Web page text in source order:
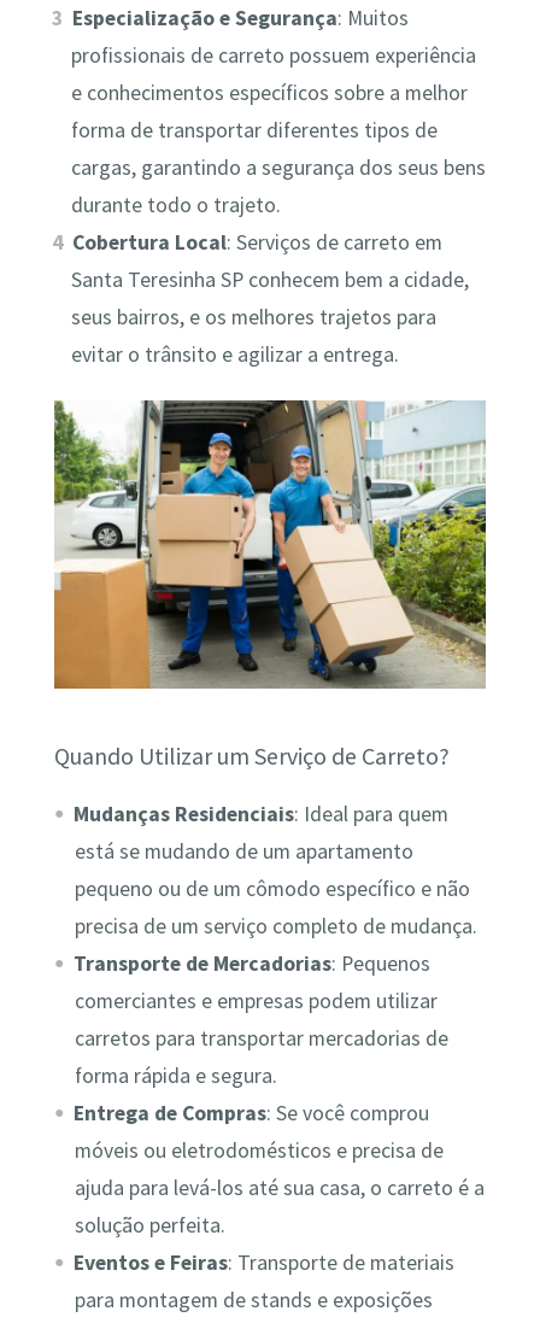
Especialização e Segurança: Muitos
profissionais de carreto possuem experiência
e conhecimentos específicos sobre a melhor
forma de transportar diferentes tipos de
cargas, garantindo a segurança dos seus bens
durante todo o trajeto.
Cobertura Local: Serviços de carreto em
Santa Teresinha SP conhecem bem a cidade,
seus bairros, e os melhores trajetos para
evitar o trânsito e agilizar a entrega.
Quando Utilizar um Serviço de Carreto?
Mudanças Residenciais: Ideal para quem
está se mudando de um apartamento
pequeno ou de um cômodo específico e não
precisa de um serviço completo de mudança.
Transporte de Mercadorias: Pequenos
comerciantes e empresas podem utilizar
carretos para transportar mercadorias de
forma rápida e segura.
Entrega de Compras: Se você comprou
móveis ou eletrodomésticos e precisa de
ajuda para levá-los até sua casa, o carreto é a
solução perfeita.
Eventos e Feiras: Transporte de materiais
para montagem de stands e exposições